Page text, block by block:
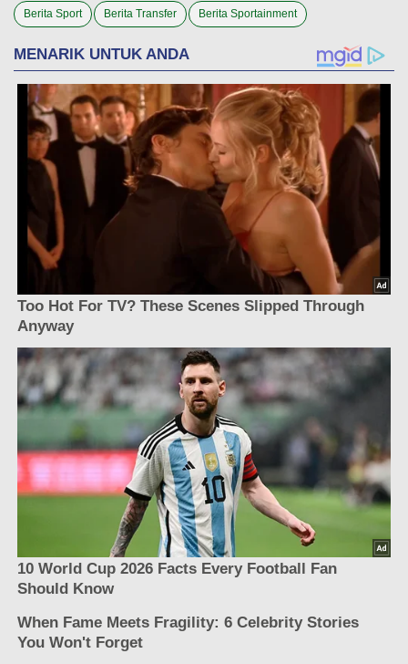
Berita Sport Berita Transfer Berita Sportainment